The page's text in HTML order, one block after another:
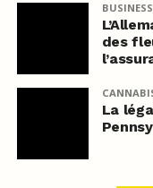
BUSINESS
des
La